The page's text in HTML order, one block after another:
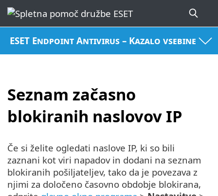
ESET Endpoint Antivirus – Kazalo vsebine
Seznam začasno
blokiranih naslovov IP
Če si želite ogledati naslove IP, ki so bili
zaznani kot viri napadov in dodani na seznam
blokiranih pošiljateljev, tako da je povezava z
njimi za določeno časovno obdobje blokirana,